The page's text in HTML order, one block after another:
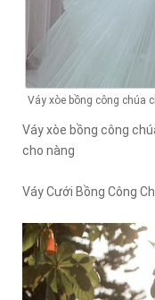
Váy xòe bồng công chúa
Váy xòe bồng công
cho nàng
Váy Cưới Bồng Công